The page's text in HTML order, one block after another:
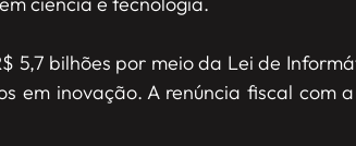
5,7 bilhões por meio da Lei de
em inovação. A renúncia fiscal com a